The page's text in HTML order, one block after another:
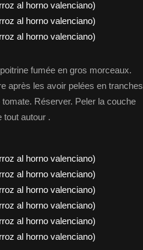
fumée en gros morceaux.
après les avoir pelées en tranches
Réserver. Peler la couche
tout autour .